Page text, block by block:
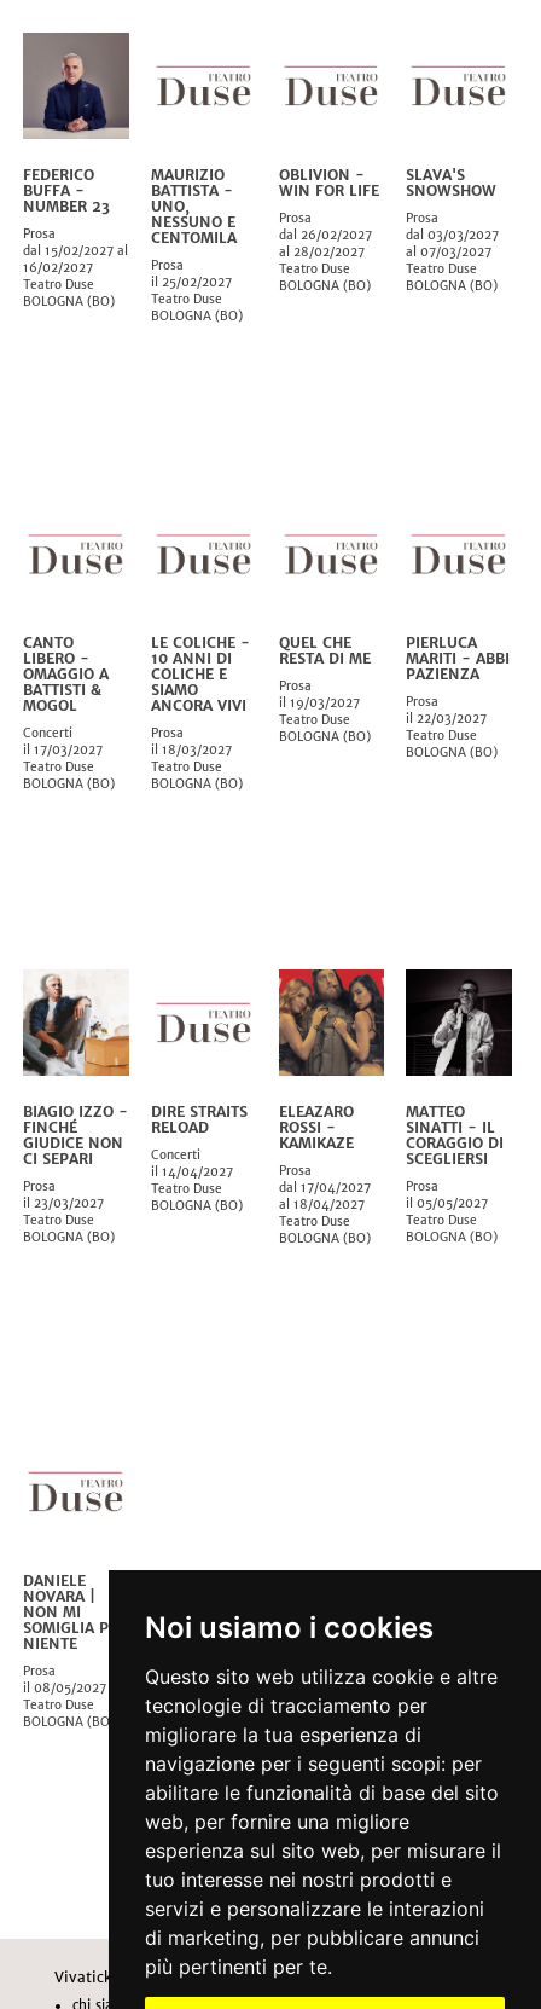
Noi usiamo i cookies
Questo sito web utilizza cookie e altre
tecnologie di tracciamento per
migliorare la tua esperienza di
navigazione per i seguenti scopi: per
abilitare le funzionalità di base del sito
web, per fornire una migliore
esperienza sul sito web, per misurare il
tuo interesse nei nostri prodotti e
servizi e personalizzare le interazioni
di marketing, per pubblicare annunci
più pertinenti per te.
FEDERICO
BUFFA -
NUMBER 23
Prosa
dal 15/02/2027 al
16/02/2027
Teatro Duse
BOLOGNA (BO)
MAURIZIO
BATTISTA -
UNO,
NESSUNO E
CENTOMILA
Prosa
il 25/02/2027
Teatro Duse
BOLOGNA(BO)
OBLIVION -
WIN FOR LIFE
Prosa
dal 26/02/2027
al 28/02/2027
Teatro Duse
BOLOGNA(BO)
SLAVA'S
SNOWSHOW
Prosa
dal 03/03/2027
al 07/03/2027
Teatro Duse
BOLOGNA (BO)
CANTO
LIBERO -
OMAGGIO A
BATTISTI &
MOGOL
Concerti
il 17/03/2027
Teatro Duse
BOLOGNA ( BO)
LE COLICHE -
10 ANNI DI
COLICHE E
SIAMO
ANCORA VIVI
Prosa
il 18/03/2027
Teatro Duse
BOLOGNA( BO)
QUEL CHE
RESTA DI ME
Prosa
il 19/03/2027
Teatro Duse
BOLOGNA( BO)
PIERLUCA
MARITI - ABBI
PAZIENZA
Prosa
il 22/03/2027
Teatro Duse
BOLOGNA ( BO)
BIAGIO IZZO -
FINCHÉ
GIUDICE NON
CI SEPARI
Prosa
il 23/03/2027
Teatro Duse
BOLOGNA (BO)
DIRE STRAITS
RELOAD
Concerti
il 14/04/2027
Teatro Duse
BOLOGNA(BO)
ELEAZARO
ROSSI -
KAMIKAZE
Prosa
dal 17/04/2027
al 18/04/2027
Teatro Duse
BOLOGNA(BO)
MATTEO
SINATTI - IL
CORAGGIO DI
SCEGLIERSI
Prosa
il 05/05/2027
Teatro Duse
BOLOGNA (BO)
DANIELE
NOVARA |
NON MI
SOMIGLIA PER
NIENTE
Prosa
il 08/05/2027
Teatro Duse
BOLOGNA (BO
Vivaticket
chi siamo
Aiuto e Assistenza